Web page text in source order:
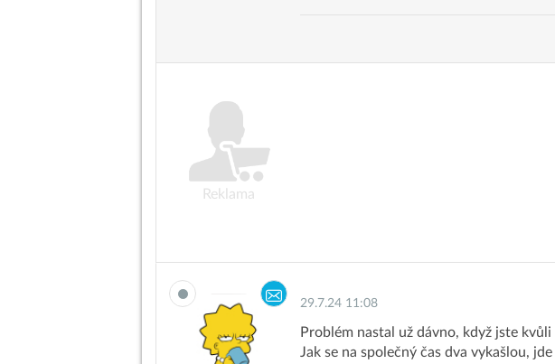
Reklama
29.7.24 11:08
Problém nastal už dávno, když jste
Jak se na společný čas dva vykašlou,